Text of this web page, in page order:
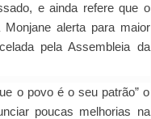
e ainda refere que o
alerta para maior
pela Assembleia da
o povo é o seu patrão” o
poucas melhorias na